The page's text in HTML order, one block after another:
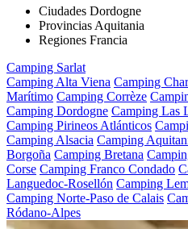
Ciudades Dordogne
Provincias Aquitania
Regiones Francia
Camping Sarlat
Camping Alta Viena Camping
Marítimo Camping Corrèze
Camping Dordogne Camping Las
Camping Pirineos Atlánticos
Camping Alsacia Camping
Borgoña Camping Bretana
Corse Camping Franco Condado
Languedoc-Rosellón Camping
Camping Norte-Paso de Calais
Ródano-Alpes